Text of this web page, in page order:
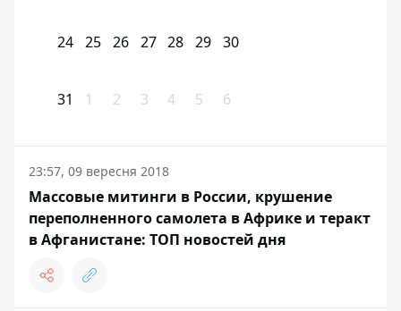
24 25 26 27 28 29 30
31 1 2 3 4 5 6
23:57, 09 вересня 2018
Массовые митинги в России, крушение
переполненного самолета в Африке и теракт
в Афганистане: ТОП новостей дня